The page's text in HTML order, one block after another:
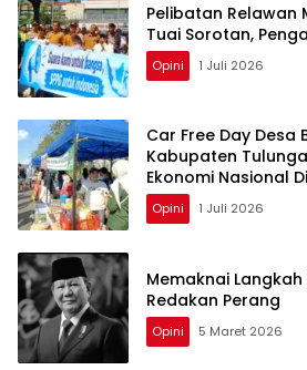
Pelibatan Relawan
Tuai Sorotan,
Opini 1 Juli 2026
Car Free Day Desa
Kabupaten
Ekonomi
Opini 1 Juli 2026
Memaknai
Redakan Perang
Opini 5 Maret 2026